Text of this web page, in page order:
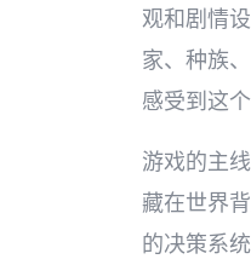
观和剧情
家、种族
感受到这
游戏的主
藏在世界
的决策系